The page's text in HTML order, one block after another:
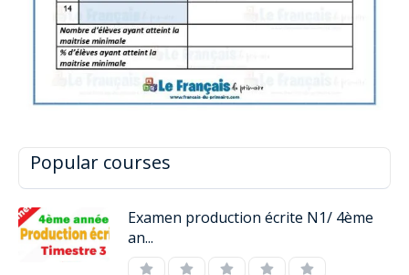
Popular courses
Examen production écrite N1/ 4ème
an...